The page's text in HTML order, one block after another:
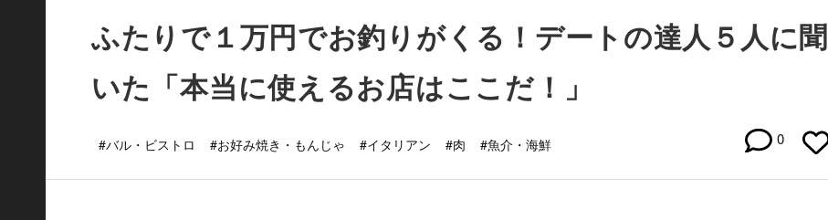
ふたりで１万円でお釣りがくる！デートの達人５人に聞
いた「本当に使えるお店はここだ！」
#バル・ビストロ #お好み焼き・もんじゃ #イタリアン #肉 #魚介・海鮮 0